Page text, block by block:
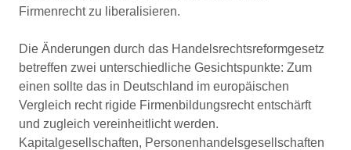
Firmenrecht zu liberalisieren.
Die Änderungen durch das Handelsrechtsreformgesetz
betreffen zwei unterschiedliche Gesichtspunkte: Zum
einen sollte das in Deutschland im europäischen
Vergleich recht rigide Firmenbildungsrecht entschärft
und zugleich vereinheitlicht werden.
Kapitalgesellschaften, Personenhandelsgesellschaften